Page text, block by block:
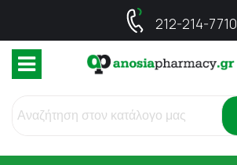
212-214-7710